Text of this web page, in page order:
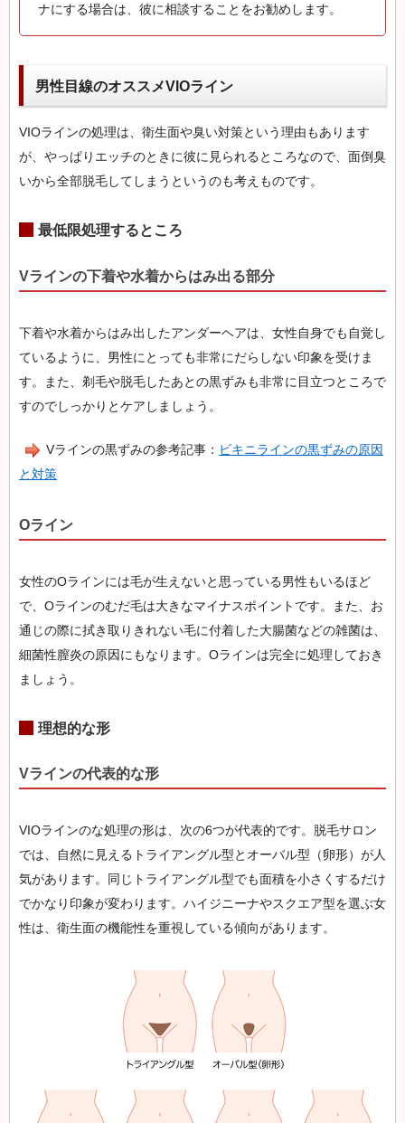
ナにする場合は、彼に相談することをお勧めします。
男性目線のオススメVIOライン
VIOラインの処理は、衛生面や臭い対策という理由もあります
が、やっぱりエッチのときに彼に見られるところなので、面倒臭
いから全部脱毛してしまうというのも考えものです。
最低限処理するところ
Vラインの下着や水着からはみ出る部分
下着や水着からはみ出したアンダーヘアは、女性自身でも自覚し
ているように、男性にとっても非常にだらしない印象を受けま
す。また、剃毛や脱毛したあとの黒ずみも非常に目立つところで
すのでしっかりとケアしましょう。
Vラインの黒ずみの参考記事： ビキニラインの黒ずみの原因
と対策
Oライン
女性のOラインには毛が生えないと思っている男性もいるほど
で、Oラインのむだ毛は大きなマイナスポイントです。また、お
通じの際に拭き取りきれない毛に付着した大腸菌などの雑菌は、
細菌性膣炎の原因にもなります。Oラインは完全に処理しておき
ましょう。
理想的な形
Vラインの代表的な形
VIOラインのな処理の形は、次の6つが代表的です。脱毛サロン
では、自然に見えるトライアングル型とオーバル型（卵形）が人
気があります。同じトライアングル型でも面積を小さくするだけ
でかなり印象が変わります。ハイジニーナやスクエア型を選ぶ女
性は、衛生面の機能性を重視している傾向があります。